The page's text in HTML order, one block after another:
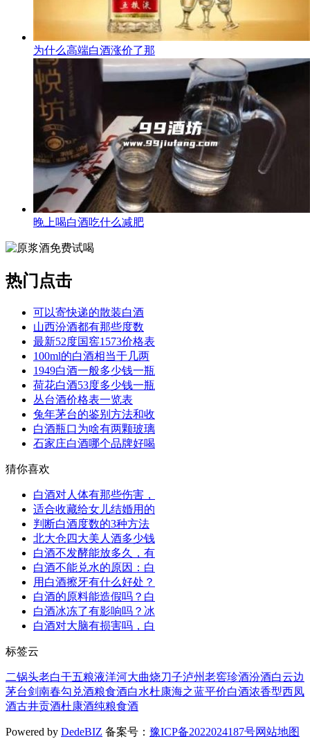
为什么高端白酒涨价了那
晚上喝白酒吃什么减肥
热门点击
可以寄快递的散装白酒
山西汾酒都有那些度数
最新52度国窖1573价格表
100ml的白酒相当于几两
1949白酒一般多少钱一瓶
荷花白酒53度多少钱一瓶
丛台酒价格表一览表
兔年茅台的鉴别方法和收
白酒瓶口为啥有两颗玻璃
石家庄白酒哪个品牌好喝
猜你喜欢
白酒对人体有那些伤害，
适合收藏给女儿结婚用的
判断白酒度数的3种方法
北大仓四大美人酒多少钱
白酒不发酵能放多久，有
白酒不能兑水的原因：白
用白酒擦牙有什么好处？
白酒的原料能造假吗？白
白酒冰冻了有影响吗？冰
白酒对大脑有损害吗，白
标签云
二锅头老白干五粮液洋河大曲烧刀子泸州老窖珍酒汾酒白云边
茅台剑南春勾兑酒粮食酒白水杜康海之蓝平价白酒浓香型西凤
酒古井贡酒杜康酒纯粮食酒
Powered by DedeBIZ 备案号： 豫ICP备2022024187号网站地图